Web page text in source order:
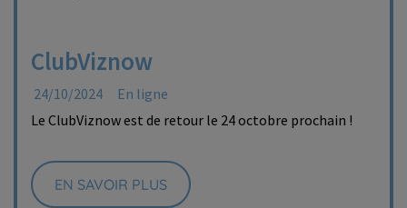
ClubViznow
24/10/2024
En ligne
Le ClubViznow est de retour le 24 octobre prochain !
EN SAVOIR PLUS